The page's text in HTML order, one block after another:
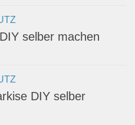
selber machen
DIY selber